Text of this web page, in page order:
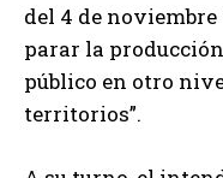
del 4 de
parar la
público en otro
territorios”.